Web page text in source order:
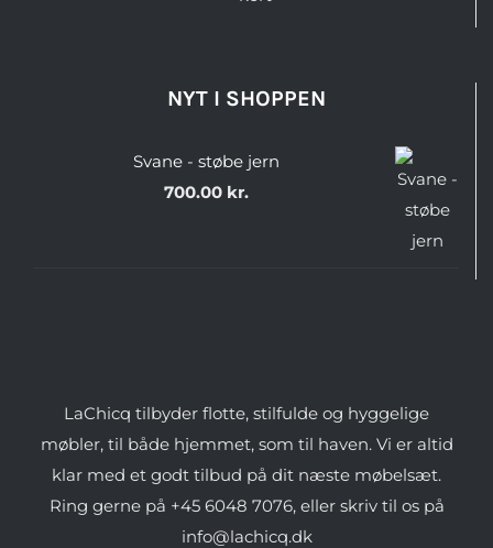
NYT I SHOPPEN
Svane - støbe jern
700.00 kr.
LaChicq tilbyder flotte, stilfulde og hyggelige
møbler, til både hjemmet, som til haven. Vi er altid
klar med et godt tilbud på dit næste møbelsæt.
Ring gerne på +45 6048 7076, eller skriv til os på
info@lachicq.dk